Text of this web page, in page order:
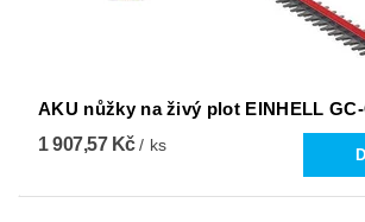
AKU nůžky na živý plot EINHELL GC-
1 907,57 Kč/ ks